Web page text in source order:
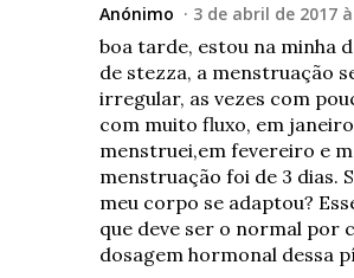
Anónimo 3 de abril de 2017
boa tarde, estou na minha
de stezza, a menstruação
irregular, as vezes com
com muito fluxo, em
menstruei,em fevereiro e
menstruação foi de 3 dias.
meu corpo se adaptou?
que deve ser o normal por
dosagem hormonal dessa